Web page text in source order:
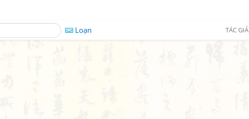
Loạn TÁC GIẢ